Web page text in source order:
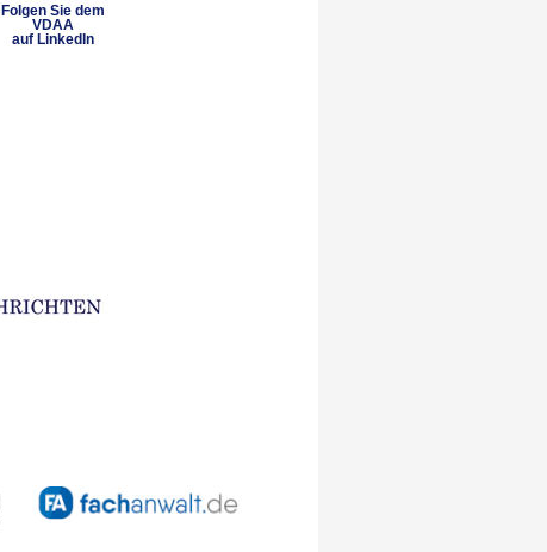
Folgen Sie dem
VDAA
auf LinkedIn